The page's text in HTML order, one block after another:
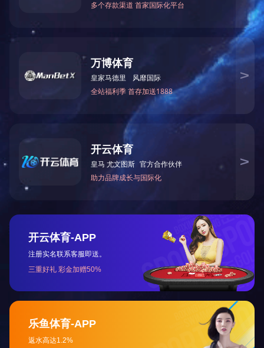
2023年12月被湖南省科学技术厅授予“国家高
下一篇： 2022年3月被中共怀化市委宣传部评为怀化市
咨询与了解
邮 箱：3920878361@qq.com